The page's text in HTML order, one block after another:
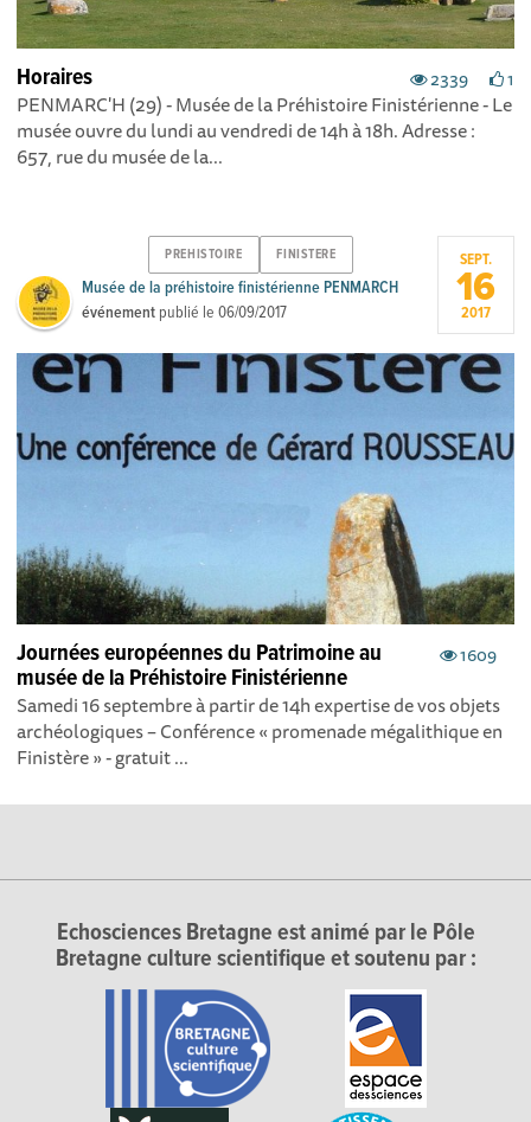
2339 1
Horaires
PENMARC'H (29) - Musée de la Préhistoire Finistérienne - Le
musée ouvre du lundi au vendredi de 14h à 18h. Adresse :
657, rue du musée de la...
PREHISTOIRE FINISTERE
Musée de la préhistoire finistérienne PENMARCH
événement publié le06/09/2017
SEPT.
16
2017
1609
Journées européennes du Patrimoine au
musée de la Préhistoire Finistérienne
Samedi 16 septembre à partir de 14h expertise de vos objets
archéologiques – Conférence « promenade mégalithique en
Finistère » - gratuit ...
Echosciences Bretagne est animé par le Pôle
Bretagne culture scientifique et soutenu par :